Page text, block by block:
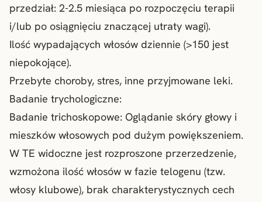
przedział: 2-2.5 miesiąca po rozpoczęciu terapii
i/lub po osiągnięciu znaczącej utraty wagi).
Ilość wypadających włosów dziennie (>150 jest
niepokojące).
Przebyte choroby, stres, inne przyjmowane leki.
Badanie trychologiczne:
Badanie trichoskopowe: Oglądanie skóry głowy i
mieszków włosowych pod dużym powiększeniem.
W TE widoczne jest rozproszone przerzedzenie,
wzmożona ilość włosów w fazie telogenu (tzw.
włosy klubowe), brak charakterystycznych cech